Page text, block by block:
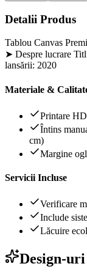
Detalii Produs
Tablou Canvas
➤ Despre lucrare
lansării: 2020
Materiale &
Printare
Întins
cm)
Margine
Servicii Incluse
Verificare
Include
Lăcuire
Design-